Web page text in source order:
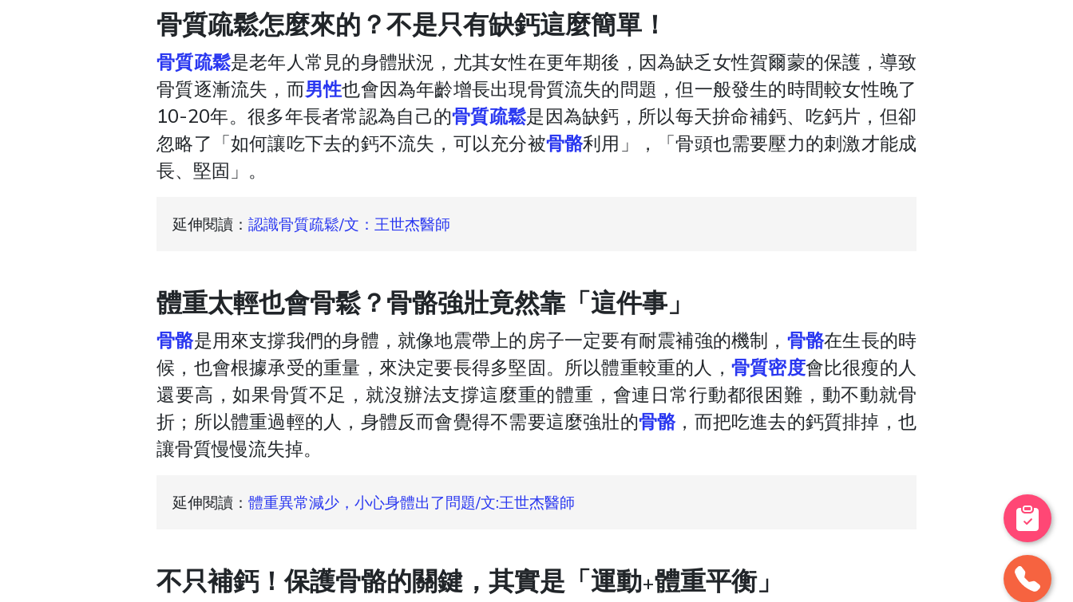
骨質疏鬆怎麼來的？不是只有缺鈣這麼簡單！
骨質疏鬆是老年人常見的身體狀況，尤其女性在更年期後，因為缺乏女性賀爾蒙的保護，導致
骨質逐漸流失，而男性也會因為年齡增長出現骨質流失的問題，但一般發生的時間較女性晚了
10-20年。很多年長者常認為自己的骨質疏鬆是因為缺鈣，所以每天拚命補鈣、吃鈣片，但卻
忽略了「如何讓吃下去的鈣不流失，可以充分被骨骼利用」，「骨頭也需要壓力的刺激才能成
長、堅固」。
延伸閱讀：認識骨質疏鬆/文：王世杰醫師
體重太輕也會骨鬆？骨骼強壯竟然靠「這件事」
骨骼是用來支撐我們的身體，就像地震帶上的房子一定要有耐震補強的機制， 骨骼在生長的時
候，也會根據承受的重量，來決定要長得多堅固。所以體重較重的人， 骨質密度會比很瘦的人
還要高，如果骨質不足，就沒辦法支撐這麼重的體重，會連日常行動都很困難，動不動就骨
折；所以體重過輕的人，身體反而會覺得不需要這麼強壯的骨骼，而把吃進去的鈣質排掉，也
讓骨質慢慢流失掉。
延伸閱讀：體重異常減少，小心身體出了問題/文:王世杰醫師
不只補鈣！保護骨骼的關鍵，其實是「運動+體重平衡」